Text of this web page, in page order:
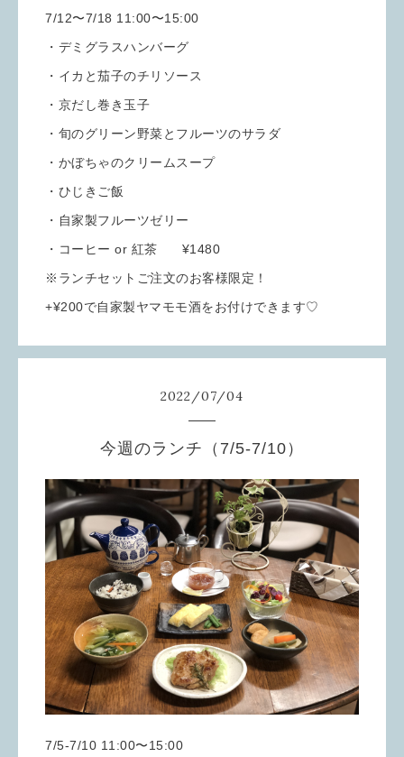
7/12〜7/18 11:00〜15:00
・デミグラスハンバーグ
・イカと茄子のチリソース
・京だし巻き玉子
・旬のグリーン野菜とフルーツのサラダ
・かぼちゃのクリームスープ
・ひじきご飯
・自家製フルーツゼリー
・コーヒー or 紅茶 ¥1480
※ランチセットご注文のお客様限定！
+¥200で自家製ヤマモモ酒をお付けできます♡
2022/07/04
今週のランチ（7/5-7/10）
7/5-7/10 11:00〜15:00